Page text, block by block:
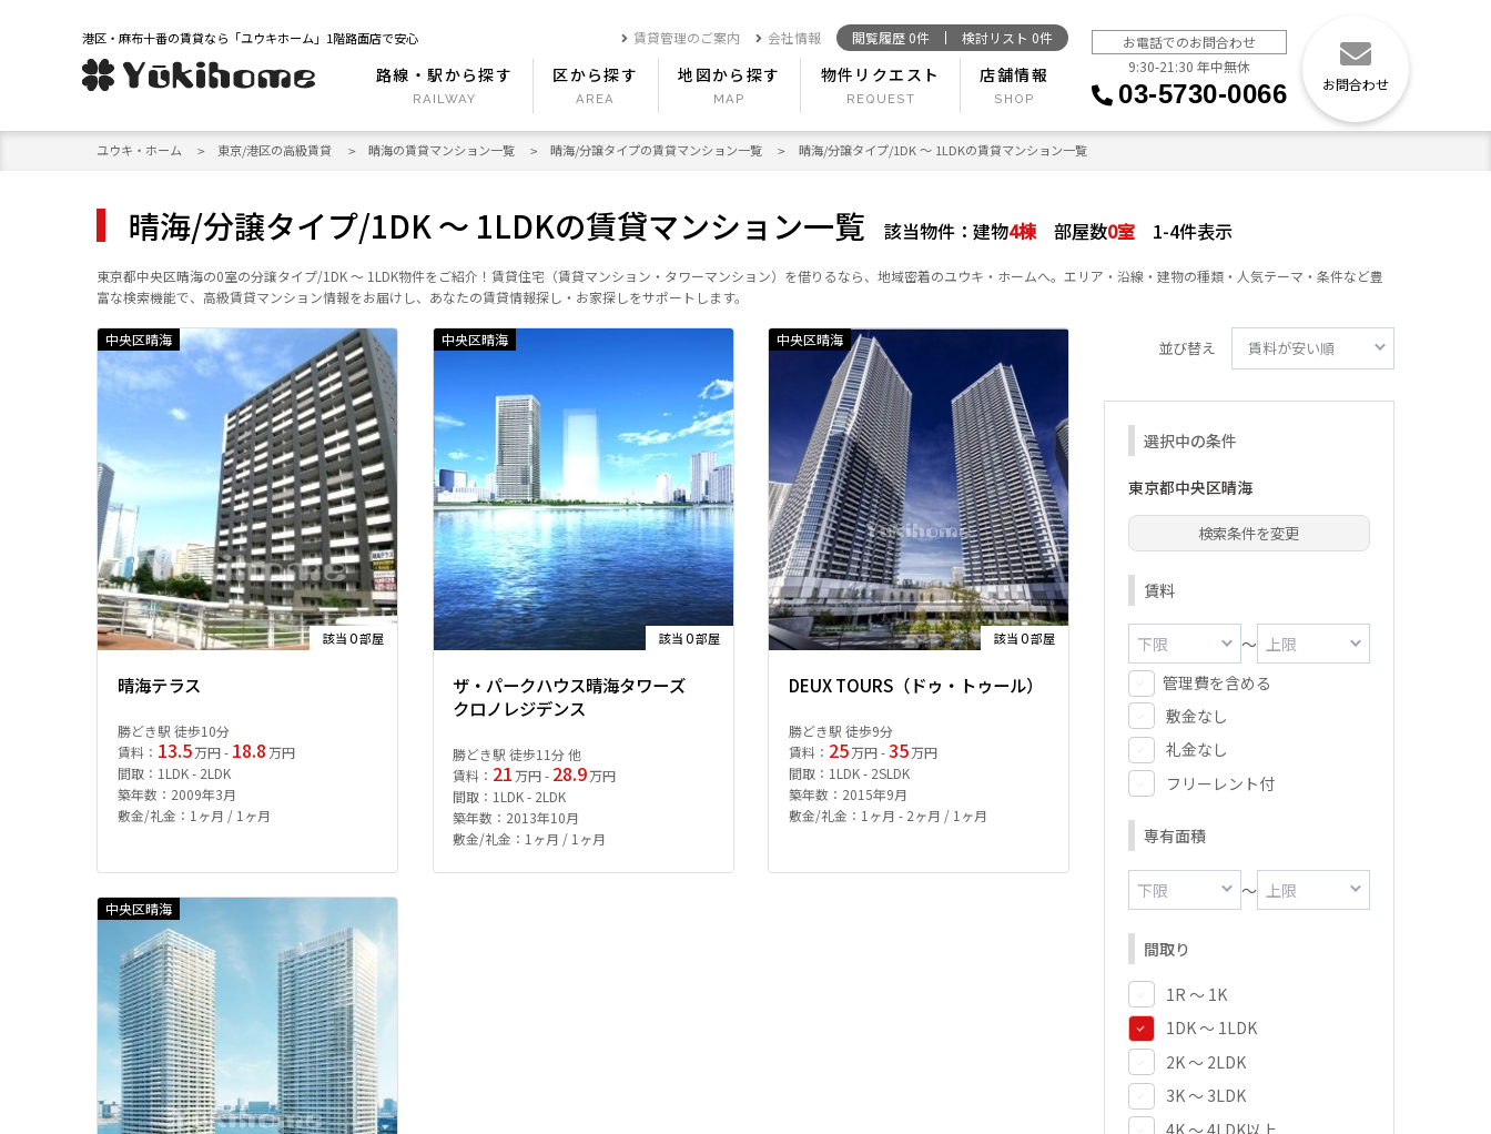
港区・麻布十番の賃貸なら「ユウキホーム」1階路面店で安心 賃貸管理のご案内 会社情報 閲覧履歴 0件 検討リスト 0件
路線・駅から探す 区から探す 地図から探す 物件リクエスト 店舗情報
お電話でのお問合わせ
9:30-21:30 年中無休
03-5730-0066 お問合わせ
ユウキ・ホーム 東京/港区の高級賃貸 晴海の賃貸マンション一覧 晴海/分譲タイプの賃貸マンション一覧 晴海/分譲タイプ/1DK ～ 1LDKの賃貸マンション一覧
晴海/分譲タイプ/1DK ～ 1LDKの賃貸マンション一覧 該当物件： 建物4棟部屋数0室 1-4件表示
東京都中央区晴海の0室の分譲タイプ/1DK ～ 1LDK物件をご紹介！賃貸住宅（賃貸マンション・タワーマンション）を借りるなら、地域密着のユウキ・ホームへ。エリア・沿線・建物の種類・人気テーマ・条件など豊
富な検索機能で、高級賃貸マンション情報をお届けし、あなたの賃貸情報探し・お家探しをサポートします。
中央区晴海
該当0部屋
晴海テラス
勝どき駅 徒歩10分
賃料： 13.5 万円 - 18.8 万円
間取：1LDK - 2LDK
築年数：2009年3月
敷金/礼金：1ヶ月 / 1ヶ月
中央区晴海
該当0部屋
ザ・パークハウス晴海タワーズ
クロノレジデンス
勝どき駅 徒歩11分 他
賃料： 21 万円 - 28.9万円
間取：1LDK - 2LDK
築年数：2013年10月
敷金/礼金：1ヶ月 / 1ヶ月
中央区晴海
該当 0部屋
DEUX TOURS（ドゥ・トゥール）
勝どき駅 徒歩9分
賃料： 25万円 -35万円
間取：1LDK - 2SLDK
築年数：2015年9月
敷金/礼金：1ヶ月 - 2ヶ月 / 1ヶ月
中央区晴海
並び替え
選択中の条件
東京都中央区晴海
検索条件を変更
賃料
～
管理費を含める
敷金なし
礼金なし
フリーレント付
専有面積
～
間取り
1R ～ 1K
1DK ～ 1LDK
2K ～ 2LDK
3K ～ 3LDK
4K ～ 4LDK以上